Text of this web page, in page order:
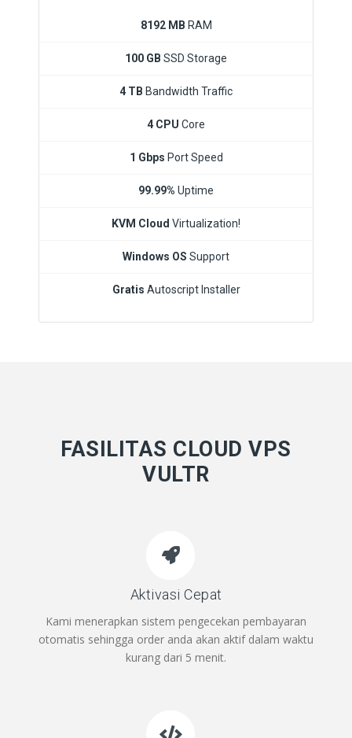
8192 MB RAM
100 GB SSD Storage
4 TB Bandwidth Traffic
4 CPU Core
1 Gbps Port Speed
99.99% Uptime
KVM Cloud Virtualization!
Windows OS Support
Gratis Autoscript Installer
FASILITAS CLOUD VPS
VULTR
Aktivasi Cepat
Kami menerapkan sistem pengecekan pembayaran
otomatis sehingga order anda akan aktif dalam waktu
kurang dari 5 menit.